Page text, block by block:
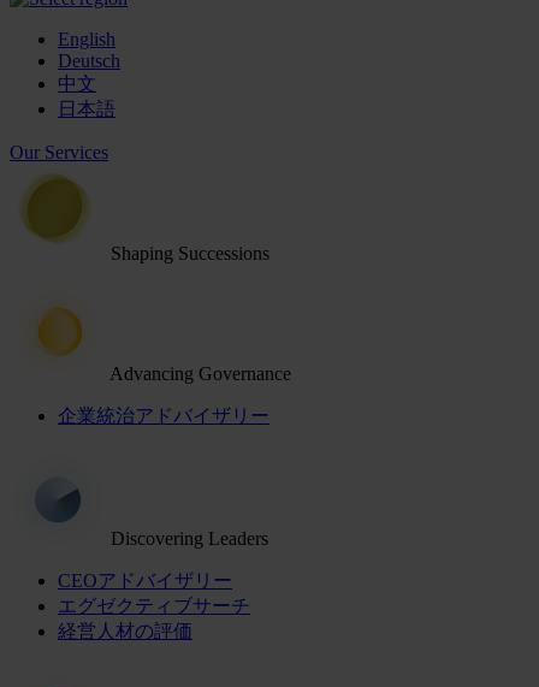
English
Deutsch
中文
日本語
Our Services
Shaping Successions
Advancing Governance
企業統治アドバイザリー
Discovering Leaders
CEOアドバイザリー
エグゼクティブサーチ
経営人材の評価